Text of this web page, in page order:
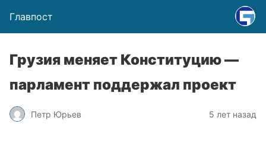
Главпост
Грузия меняет Конституцию —
парламент поддержал проект
Петр Юрьев 5 лет назад